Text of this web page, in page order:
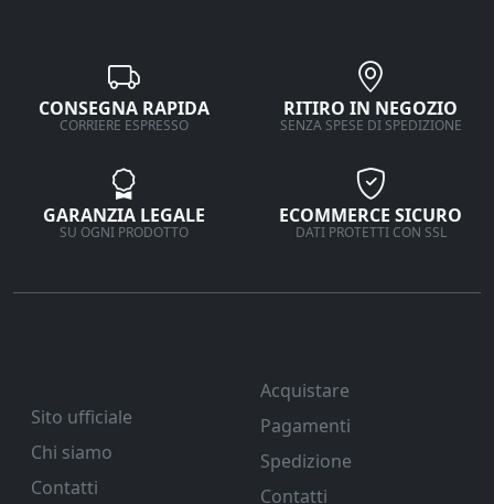
CONSEGNA RAPIDA
CORRIERE ESPRESSO
RITIRO IN NEGOZIO
SENZA SPESE DI SPEDIZIONE
GARANZIA LEGALE
SU OGNI PRODOTTO
ECOMMERCE SICURO
DATI PROTETTI CON SSL
Sito ufficiale
Chi siamo
Contatti
Acquistare
Pagamenti
Spedizione
Contatti